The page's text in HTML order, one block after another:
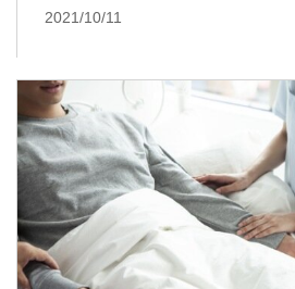
2021/10/11